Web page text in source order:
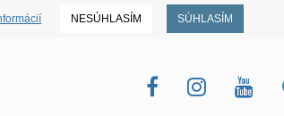
NESÚHLASÍM SÚHLASÍM